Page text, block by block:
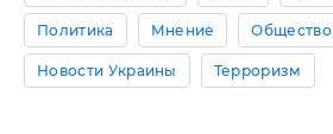
Политика Мнение Общество
Новости Украины Терроризм